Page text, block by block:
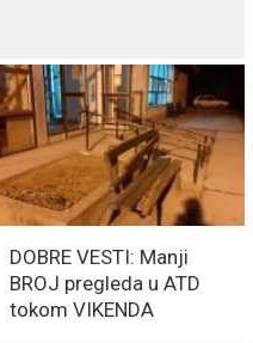
DOBRE VESTI: Manji
BROJ pregleda u ATD
tokom VIKENDA